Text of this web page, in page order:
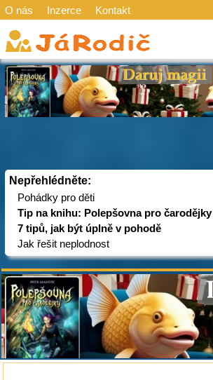
O nás Inzerce Kontakt
Nepřehlédněte:
Pohádky pro děti
Tip na knihu: Polepšovna pro čarodějky
7 tipů, jak být úplně v pohodě
Jak řešit neplodnost